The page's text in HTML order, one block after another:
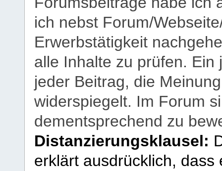
ich nebst Forum/
Erwerbstätigkeit
alle Inhalte zu prüfen.
jeder Beitrag, die
widerspiegelt. Im Forum
dementsprechend zu
Distanzierungsklausel:
erklärt ausdrücklich,